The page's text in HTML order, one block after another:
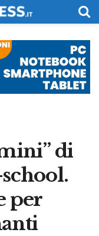
di
per